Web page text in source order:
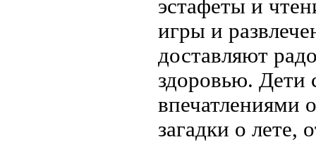
эстафеты и
игры и
доставляют
здоровью. Дети
впечатлениями
загадки о лете,